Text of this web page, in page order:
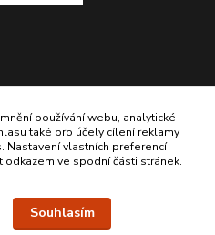
používání webu, analytické
také pro účely cílení reklamy
Nastavení vlastních preferencí
ve spodní části stránek.
Souhlasím